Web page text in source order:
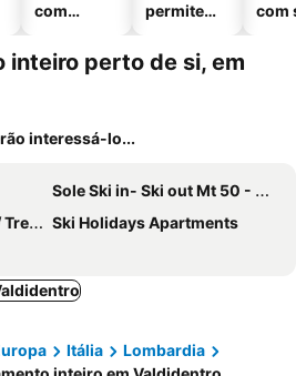
com
permitem
com
perto de si, em
interessá-lo...
Sole Ski in- Ski out Mt 50 - Happy Rentals
Ski Holidays Apartments
Itália
Lombardia